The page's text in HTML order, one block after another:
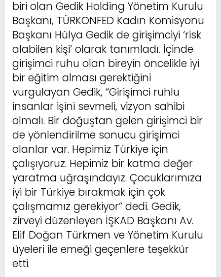
biri olan Gedik Holding Yönetim Kurulu
Başkanı, TÜRKONFED Kadın Komisyonu
Başkanı Hülya Gedik de girişimciyi ‘risk
alabilen kişi’ olarak tanımladı. İçinde
girişimci ruhu olan bireyin öncelikle iyi
bir eğitim alması gerektiğini
vurgulayan Gedik, “Girişimci ruhlu
insanlar işini sevmeli, vizyon sahibi
olmalı. Bir doğuştan gelen girişimci bir
de yönlendirilme sonucu girişimci
olanlar var. Hepimiz Türkiye için
çalışıyoruz. Hepimiz bir katma değer
yaratma uğraşındayız. Çocuklarımıza
iyi bir Türkiye bırakmak için çok
çalışmamız gerekiyor” dedi. Gedik,
zirveyi düzenleyen İŞKAD Başkanı Av.
Elif Doğan Türkmen ve Yönetim Kurulu
üyeleri ile emeği geçenlere teşekkür
etti.